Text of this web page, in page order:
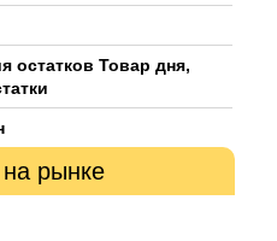
остатков Товар дня,
рынке